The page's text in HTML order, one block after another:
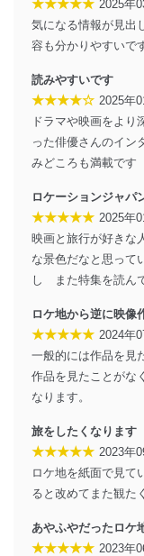
個人情報の安全
に、下記セキュ
施し、個人情報
正に努めます。
アクセス制御
個人デー
の不要な
アクセス者の
機器に標
ーザーア
ベース等
外部からの不
個人デー
システム
個人デー
情報システム
メール等
送信する
設定して
個人情報保護マ
★★★★★ 2025年
気になる情報が見出
容も分かりやすいで
読みやすいです
★★★★☆ 2025年
ドラマや映画をより
った俳優さんのイン
みどころも満載です
ロケーションジャパ
★★★★★ 2025年
映画と旅行が好きな
な景色だなと思っ
し また特集を読ん
ロケ地から逆に映像
★★★★★ 2024年
一般的には作品を見
作品を見たことがな
なります。
旅をしたくなります
★★★★★ 2023年
ロケ地を紙面で見て
ると改めてまた観た
あやふやだったロケ
★★★★★ 2023年